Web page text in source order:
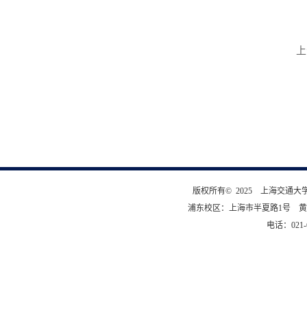
版权所有© 2025 上海交通大
浦东校区：上海市半夏路1号
电话：